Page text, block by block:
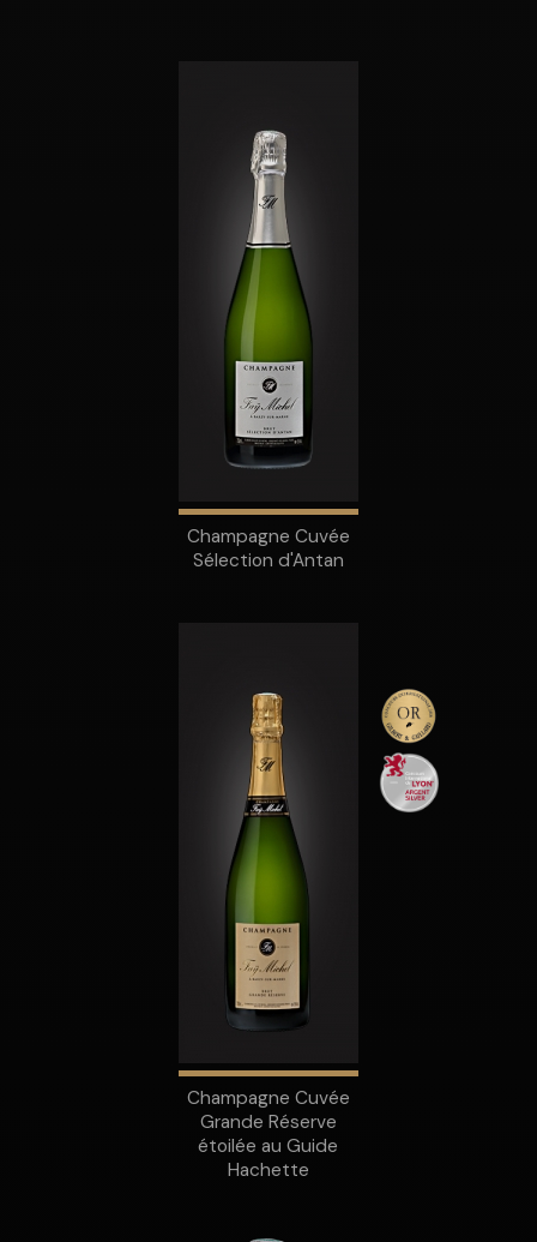
Champagne Cuvée
Sélection d'Antan
Champagne Cuvée
Grande Réserve
étoilée au Guide
Hachette